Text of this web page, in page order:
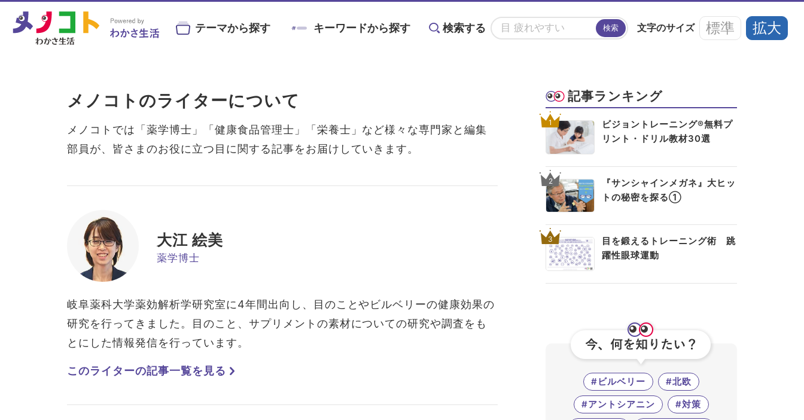
テーマから探す キーワードから探す 検索する 検索 文字のサイズ 標準 拡大
目の症状や病気と
目にまつわる
目を鍛える
目に良い食べ物・
目の基礎知識
アイメイク・
#アイフレイル #子どもの視力低下
#目の健康 #サンシャインメガネ #目のかすみ #ドライアイ #目の疲れ #目が痛い #ブルーライト #HEV #ルテイン
#コンタクトレンズ #ビジョントレーニング #こどもの目の日 #メガネ
#ブルーベリーが目に良い理由 #目を鍛える方法
メノコトのライターについて
メノコトでは「薬学博士」「健康食品管理士」「栄養士」など様々な専門家と編集
部員が、皆さまのお役に立つ目に関する記事をお届けしていきます。
大江 絵美
薬学博士
岐阜薬科大学薬効解析学研究室に4年間出向し、目のことやビルベリーの健康効果の
研究を行ってきました。目のこと、サプリメントの素材についての研究や調査をも
とにした情報発信を行っています。
このライターの記事一覧を見る
記事ランキング
1
ビジョントレーニング®無料プ
リント・ドリル教材30選
2
『サンシャインメガネ』大ヒッ
トの秘密を探る①
3
目を鍛えるトレーニング術 跳
躍性眼球運動
#ビルベリー
#北欧
#アントシアニン
#対策